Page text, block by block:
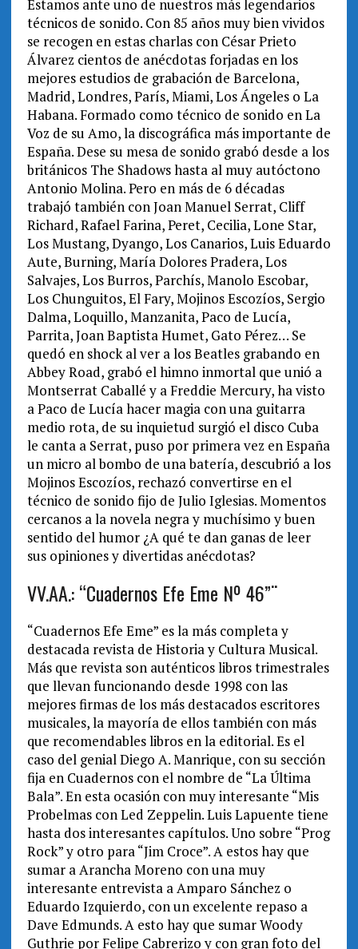
Estamos ante uno de nuestros más legendarios
técnicos de sonido. Con 85 años muy bien vividos
se recogen en estas charlas con César Prieto
Álvarez cientos de anécdotas forjadas en los
mejores estudios de grabación de Barcelona,
Madrid, Londres, París, Miami, Los Ángeles o La
Habana. Formado como técnico de sonido en La
Voz de su Amo, la discográfica más importante de
España. Dese su mesa de sonido grabó desde a los
británicos The Shadows hasta al muy autóctono
Antonio Molina. Pero en más de 6 décadas
trabajó también con Joan Manuel Serrat, Cliff
Richard, Rafael Farina, Peret, Cecilia, Lone Star,
Los Mustang, Dyango, Los Canarios, Luis Eduardo
Aute, Burning, María Dolores Pradera, Los
Salvajes, Los Burros, Parchís, Manolo Escobar,
Los Chunguitos, El Fary, Mojinos Escozíos, Sergio
Dalma, Loquillo, Manzanita, Paco de Lucía,
Parrita, Joan Baptista Humet, Gato Pérez… Se
quedó en shock al ver a los Beatles grabando en
Abbey Road, grabó el himno inmortal que unió a
Montserrat Caballé y a Freddie Mercury, ha visto
a Paco de Lucía hacer magia con una guitarra
medio rota, de su inquietud surgió el disco Cuba
le canta a Serrat, puso por primera vez en España
un micro al bombo de una batería, descubrió a los
Mojinos Escozíos, rechazó convertirse en el
técnico de sonido fijo de Julio Iglesias. Momentos
cercanos a la novela negra y muchísimo y buen
sentido del humor ¿A qué te dan ganas de leer
sus opiniones y divertidas anécdotas?
VV.AA.: “Cuadernos Efe Eme Nº 46”¨
“Cuadernos Efe Eme” es la más completa y
destacada revista de Historia y Cultura Musical.
Más que revista son auténticos libros trimestrales
que llevan funcionando desde 1998 con las
mejores firmas de los más destacados escritores
musicales, la mayoría de ellos también con más
que recomendables libros en la editorial. Es el
caso del genial Diego A. Manrique, con su sección
fija en Cuadernos con el nombre de “La Última
Bala”. En esta ocasión con muy interesante “Mis
Probelmas con Led Zeppelin. Luis Lapuente tiene
hasta dos interesantes capítulos. Uno sobre “Prog
Rock” y otro para “Jim Croce”. A estos hay que
sumar a Arancha Moreno con una muy
interesante entrevista a Amparo Sánchez o
Eduardo Izquierdo, con un excelente repaso a
Dave Edmunds. A esto hay que sumar Woody
Guthrie por Felipe Cabrerizo y con gran foto del